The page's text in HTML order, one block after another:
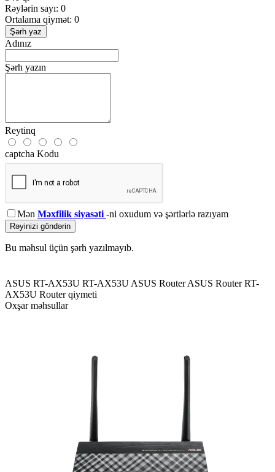
Rəylərin sayı: 0
Ortalama qiymət: 0
Şərh yaz
Adınız
Şərh yazın
Reytinq
captcha Kodu
Mən Məxfilik siyasəti -ni oxudum və şərtlərlə razıyam
Rəyinizi göndərin
Bu məhsul üçün şərh yazılmayıb.
ASUS RT-AX53U RT-AX53U ASUS Router ASUS Router RT-
AX53U Router qiymeti
Oxşar məhsullar